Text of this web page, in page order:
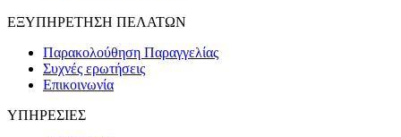
ΕΞΥΠΗΡΕΤΗΣΗ ΠΕΛΑΤΩΝ
Παρακολούθηση Παραγγελίας
Συχνές ερωτήσεις
Επικοινωνία
ΥΠΗΡΕΣΙΕΣ